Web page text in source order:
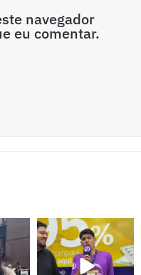
navegador
eu comentar.